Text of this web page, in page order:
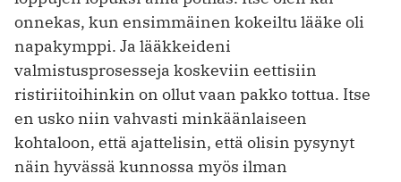
onnekas, kun ensimmäinen kokeiltu lääke oli
napakymppi. Ja lääkkeideni
valmistusprosesseja koskeviin eettisiin
ristiriitoihinkin on ollut vaan pakko tottua. Itse
en usko niin vahvasti minkäänlaiseen
kohtaloon, että ajattelisin, että olisin pysynyt
näin hyvässä kunnossa myös ilman